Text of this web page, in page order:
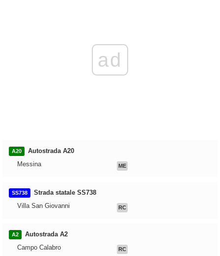
ad
A20
Autostrada A20
Messina
ME
SS738
Strada statale SS738
Villa San Giovanni
RC
A2
Autostrada A2
Campo Calabro
RC